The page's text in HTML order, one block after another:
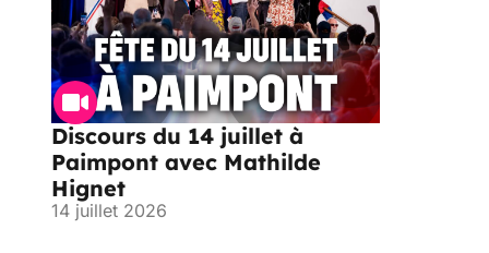
Discours du 14 juillet à
Paimpont avec Mathilde
Hignet
14 juillet 2026